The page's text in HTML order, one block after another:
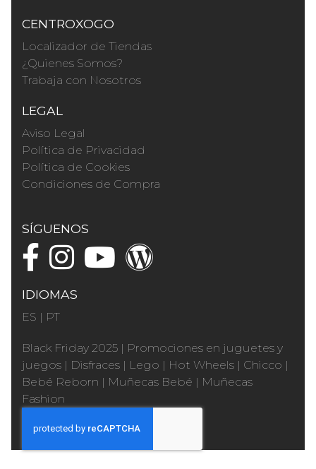
CENTROXOGO
Localizador de Tiendas
¿Quienes Somos?
Trabaja con Nosotros
LEGAL
Aviso Legal
Política de Privacidad
Política de Cookies
Condiciones de Compra
SÍGUENOS
IDIOMAS
ES | PT
Black Friday 2025 | Promociones en juguetes y
juegos | Disfraces | Lego | Hot Wheels | Chicco |
Bebé Reborn | Muñecas Bebé | Muñecas
Fashion